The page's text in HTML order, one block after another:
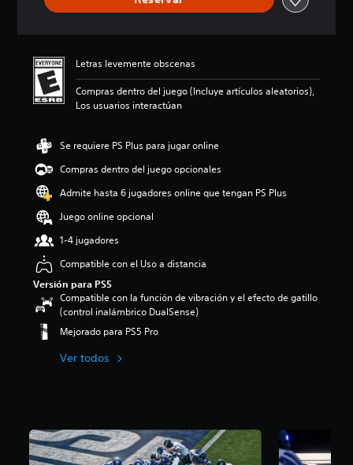
Letras levemente obscenas
Compras dentro del juego (Incluye artículos aleatorios),
Los usuarios interactúan
Se requiere PS Plus para jugar online
Compras dentro del juego opcionales
Admite hasta 6 jugadores online que tengan PS Plus
Juego online opcional
1-4 jugadores
Compatible con el Uso a distancia
Versión para PS5
Compatible con la función de vibración y el efecto de gatillo
(control inalámbrico DualSense)
Mejorado para PS5 Pro
Ver todos